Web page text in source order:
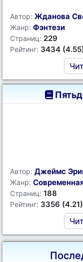
Автор: Жданова
Жанр: Фэнтези
Страниц: 229
Рейтинг: 3434
Автор: Джеймс
Жанр:
Страниц: 188
Рейтинг: 3356 (4.21)